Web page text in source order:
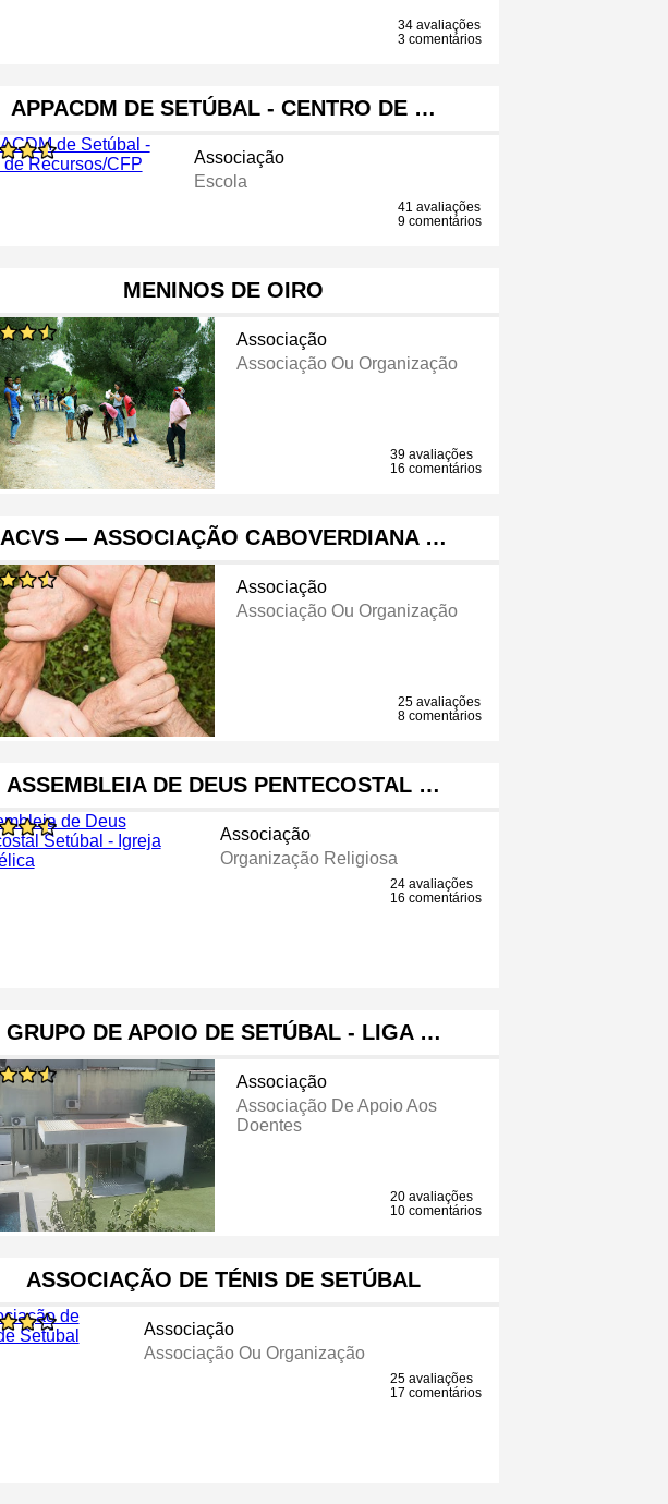
34 avaliações
3 comentários
APPACDM DE SETÚBAL - CENTRO DE …
Associação
Escola
41 avaliações
9 comentários
MENINOS DE OIRO
Associação
Associação Ou Organização
39 avaliações
16 comentários
ACVS — ASSOCIAÇÃO CABOVERDIANA …
Associação
Associação Ou Organização
25 avaliações
8 comentários
ASSEMBLEIA DE DEUS PENTECOSTAL …
Associação
Organização Religiosa
24 avaliações
16 comentários
GRUPO DE APOIO DE SETÚBAL - LIGA …
Associação
Associação De Apoio Aos
Doentes
20 avaliações
10 comentários
ASSOCIAÇÃO DE TÉNIS DE SETÚBAL
Associação
Associação Ou Organização
25 avaliações
17 comentários